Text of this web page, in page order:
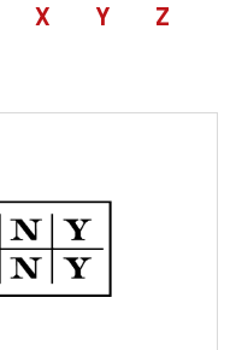
X Y Z